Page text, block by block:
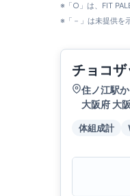
※「○」は、FIT
※「－」は未提供を
チョコ
住ノ江駅
大阪府 大
体組成計